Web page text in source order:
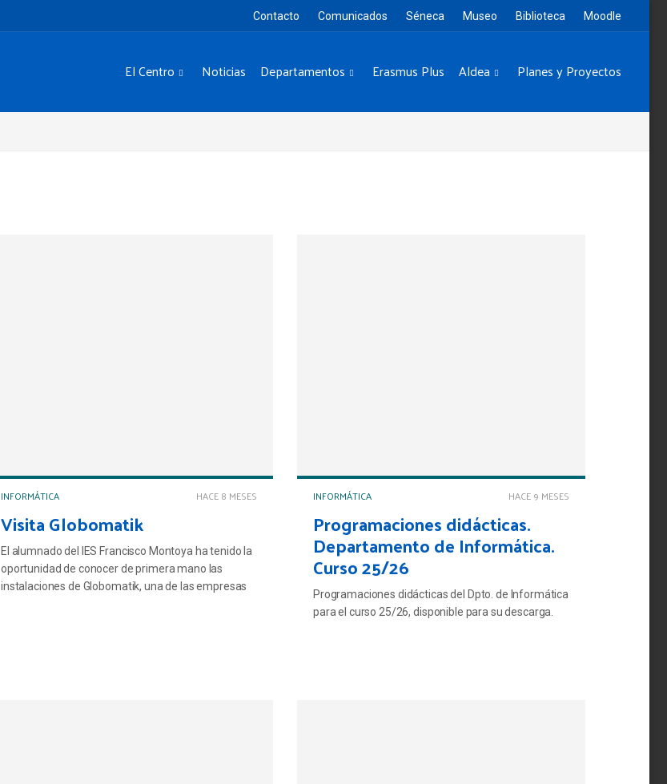
Contacto Comunicados Séneca Museo Biblioteca Moodle
El Centro Noticias Departamentos Erasmus Plus Aldea Planes y Proyectos
HACE 8 MESES
INFORMÁTICA
Visita Globomatik
El alumnado del IES Francisco Montoya ha tenido la
oportunidad de conocer de primera mano las
instalaciones de Globomatik, una de las empresas
HACE 9 MESES
INFORMÁTICA
Programaciones didácticas.
Departamento de Informática.
Curso 25/26
Programaciones didácticas del Dpto. de Informática
para el curso 25/26, disponible para su descarga.